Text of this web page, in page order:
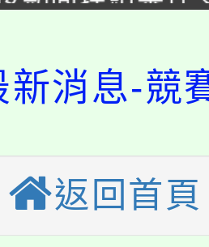
115學年度第
教師甄選結果(
融保險知識
及新住民語歌
115學年度第
教師甄選結果(
新消息-競
返回首頁